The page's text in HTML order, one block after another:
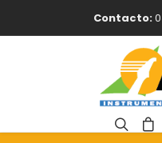
Contacto: